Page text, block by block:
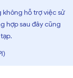
không hỗ trợ việc sử
hợp sau đây cũng